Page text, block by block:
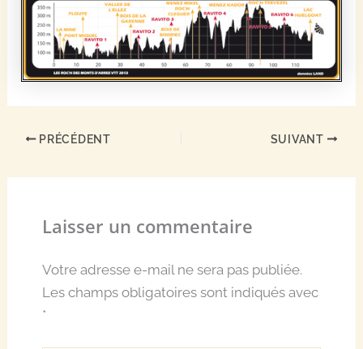
PRÉCÉDENT SUIVANT
Laisser un commentaire
Votre adresse e-mail ne sera pas publiée.
Les champs obligatoires sont indiqués avec
*